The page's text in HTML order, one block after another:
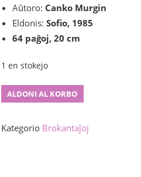
Aŭtoro: Canko Murgin
Eldonis: Sofio, 1985
64 paĝoj, 20 cm
1 en stokejo
Esperanto-
de
Bulgario
ALDONI AL KORBO
Kategorio Brokantaĵoj